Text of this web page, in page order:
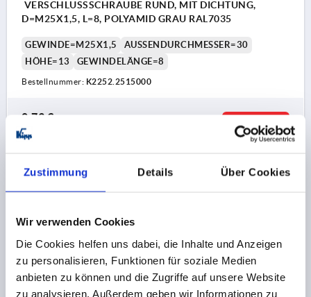
Zustimmung Details Über Cookies
Wir verwenden Cookies
Die Cookies helfen uns dabei, die Inhalte und Anzeigen
zu personalisieren, Funktionen für soziale Medien
anbieten zu können und die Zugriffe auf unsere Website
zu analysieren. Außerdem geben wir Informationen zu
VERSCHLUSSSCHRAUBE RUND, MIT DICHTUNG,
D=M25X1,5, L=8, POLYAMID GRAU RAL7035
GEWINDE=M25X1,5
AUSSENDURCHMESSER=30
HÖHE=13
GEWINDELÄNGE=8
Bestellnummer: K2252.2515000
0,73 €
zzgl. MwSt.
zzgl. Versandkosten
DETAILS
K2252
VERSCHLUSSSCHRAUBE RUND, MIT DICHTUNG,